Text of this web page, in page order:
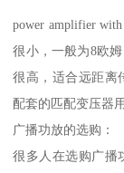
power amplifier
很小，一般为8欧
很高，适合远距离
配套的匹配变压器
广播功放的选购：
很多人在选购广播